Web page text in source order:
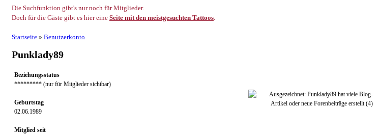
Die Suchfunktion gibt's nur noch für Mitglieder.
Doch für die Gäste gibt es hier eine Seite mit den meistgesuchten Tattoos.
Startseite » Benutzerkonto
Punklady89
Beziehungsstatus
********* (nur für Mitglieder sichtbar)
Geburtstag
02.06.1989
Mitglied seit